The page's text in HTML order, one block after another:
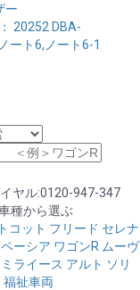
ー
20252 DBA-
ート6,ノート6-1
種から選ぶ
コット フリード セレナ
ーシア ワゴンR ムーヴ
ミライース アルト ソリ
福祉車両